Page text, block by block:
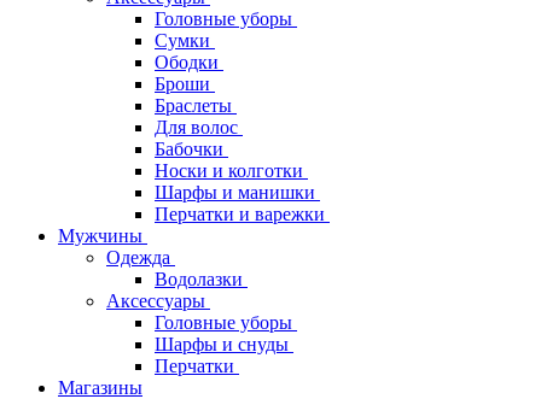
Головные уборы
Сумки
Ободки
Броши
Браслеты
Для волос
Бабочки
Носки и колготки
Шарфы и манишки
Перчатки и варежки
Мужчины
Одежда
Водолазки
Аксессуары
Головные уборы
Шарфы и снуды
Перчатки
Магазины